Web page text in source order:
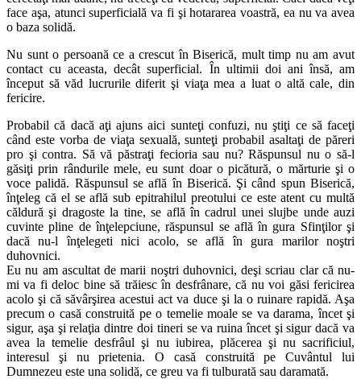
face aşa, atunci superficială va fi şi hotararea voastră, ea nu va avea
o baza solidă.
Nu sunt o persoană ce a crescut în Biserică, mult timp nu am avut
contact cu aceasta, decât superficial. În ultimii doi ani însă, am
început să văd lucrurile diferit şi viaţa mea a luat o altă cale, din
fericire.
Probabil că dacă aţi ajuns aici sunteţi confuzi, nu ştiţi ce să faceţi
când este vorba de viaţa sexuală, sunteţi probabil asaltaţi de păreri
pro şi contra. Să vă păstraţi fecioria sau nu? Răspunsul nu o să-l
găsiţi prin rândurile mele, eu sunt doar o picătură, o mărturie şi o
voce palidă. Răspunsul se află în Biserică. Şi când spun Biserică,
înţeleg că el se află sub epitrahilul preotului ce este atent cu multă
căldură şi dragoste la tine, se află în cadrul unei slujbe unde auzi
cuvinte pline de înţelepciune, răspunsul se află în gura Sfinţilor şi
dacă nu-l înţelegeti nici acolo, se află în gura marilor noştri
duhovnici.
Eu nu am ascultat de marii noştri duhovnici, deşi scriau clar că nu-
mi va fi deloc bine să trăiesc în desfrânare, că nu voi găsi fericirea
acolo şi că săvârşirea acestui act va duce şi la o ruinare rapidă. Aşa
precum o casă construită pe o temelie moale se va darama, încet şi
sigur, aşa şi relaţia dintre doi tineri se va ruina încet şi sigur dacă va
avea la temelie desfrâul şi nu iubirea, plăcerea şi nu sacrificiul,
interesul şi nu prietenia. O casă construită pe Cuvântul lui
Dumnezeu este una solidă, ce greu va fi tulburată sau daramată.